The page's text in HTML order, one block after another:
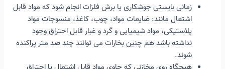
زمانی بایستی جوشکاری یا برش فلزات انجام شود که مواد قابل
اشتعال مانند: ضایعات مواد، چوب، کاغذ، منسوجات مواد
پلاستیکی، مواد شیمیایی و گرد و غبار قابل احتراق وجود
نداشته باشد هم چنین بخارات می توانند چند صد متر پراکنده
شوند.